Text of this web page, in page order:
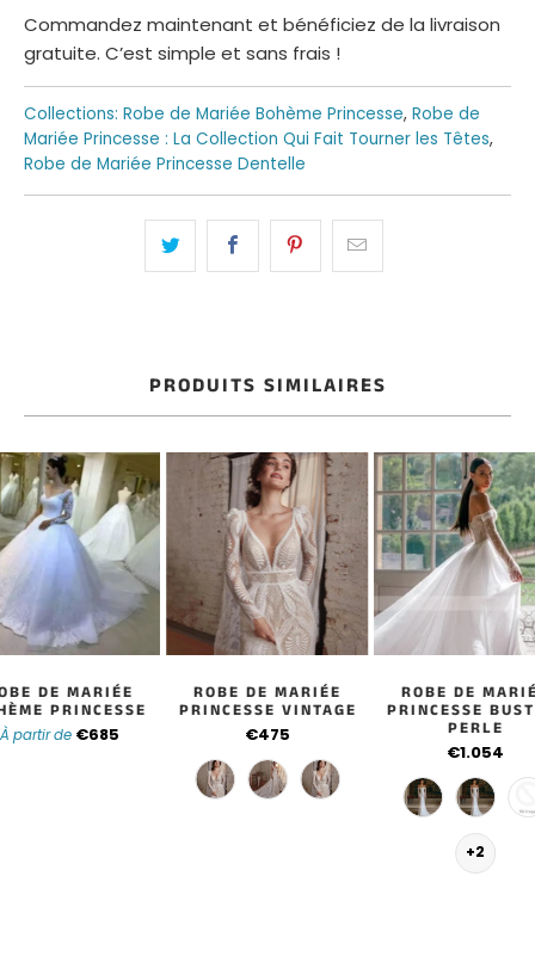
Commandez maintenant et bénéficiez de la livraison
gratuite. C’est simple et sans frais !
Collections: Robe de Mariée Bohème Princesse, Robe de
Mariée Princesse : La Collection Qui Fait Tourner les Têtes,
Robe de Mariée Princesse Dentelle
PRODUITS SIMILAIRES
DE MARIÉE
PRINCESSE
À partir de €685
ROBE DE MARIÉE
PRINCESSE VINTAGE
€475
ROBE DE
PRINCESSE
PERLE
€1.054
+2